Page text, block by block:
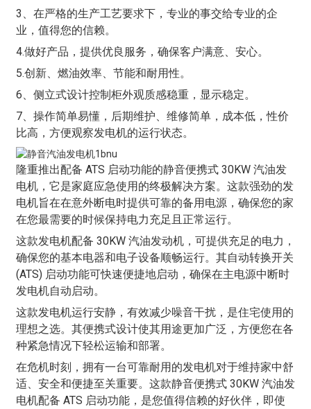
3、在严格的生产工艺要求下，专业的事交给专业的企
业，值得您的信赖。
4.做好产品，提供优良服务，确保客户满意、安心。
5.创新、燃油效率、节能和耐用性。
6、侧立式设计控制柜外观质感稳重，显示稳定。
7、操作简单易懂，后期维护、维修简单，成本低，性价
比高，方便观察发电机的运行状态。
隆重推出配备 ATS 启动功能的静音便携式 30KW 汽油发
电机，它是家庭应急使用的终极解决方案。这款强劲的发
电机旨在在意外断电时提供可靠的备用电源，确保您的家
在您最需要的时候保持电力充足且正常运行。
这款发电机配备 30KW 汽油发动机，可提供充足的电力，
确保您的基本电器和电子设备顺畅运行。其自动转换开关
(ATS) 启动功能可快速便捷地启动，确保在主电源中断时
发电机自动启动。
这款发电机运行安静，有效减少噪音干扰，是住宅使用的
理想之选。其便携式设计使其用途更加广泛，方便您在各
种紧急情况下轻松运输和部署。
在危机时刻，拥有一台可靠耐用的发电机对于维持家中舒
适、安全和便捷至关重要。这款静音便携式 30KW 汽油发
电机配备 ATS 启动功能，是您值得信赖的好伙伴，即使